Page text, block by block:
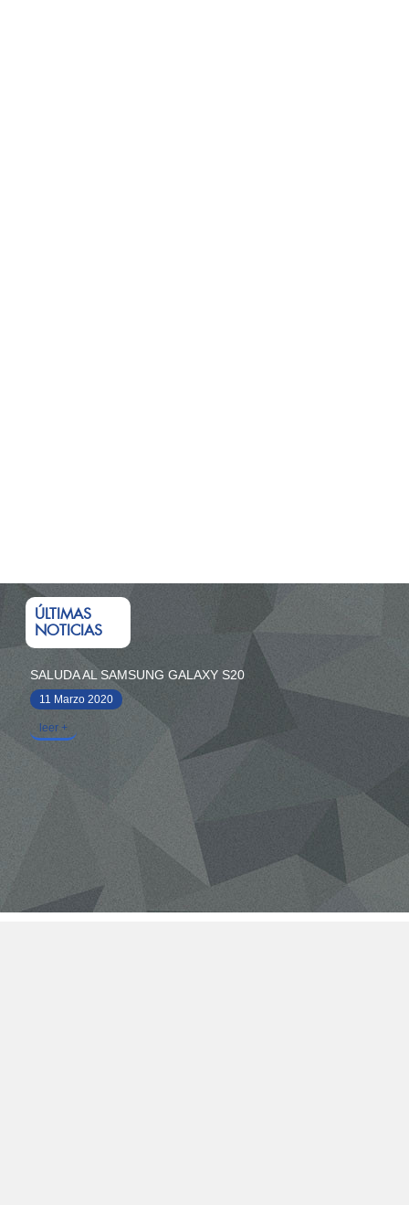
ÚLTIMAS
NOTICIAS
SALUDA AL SAMSUNG GALAXY S20
11 Marzo 2020
leer +